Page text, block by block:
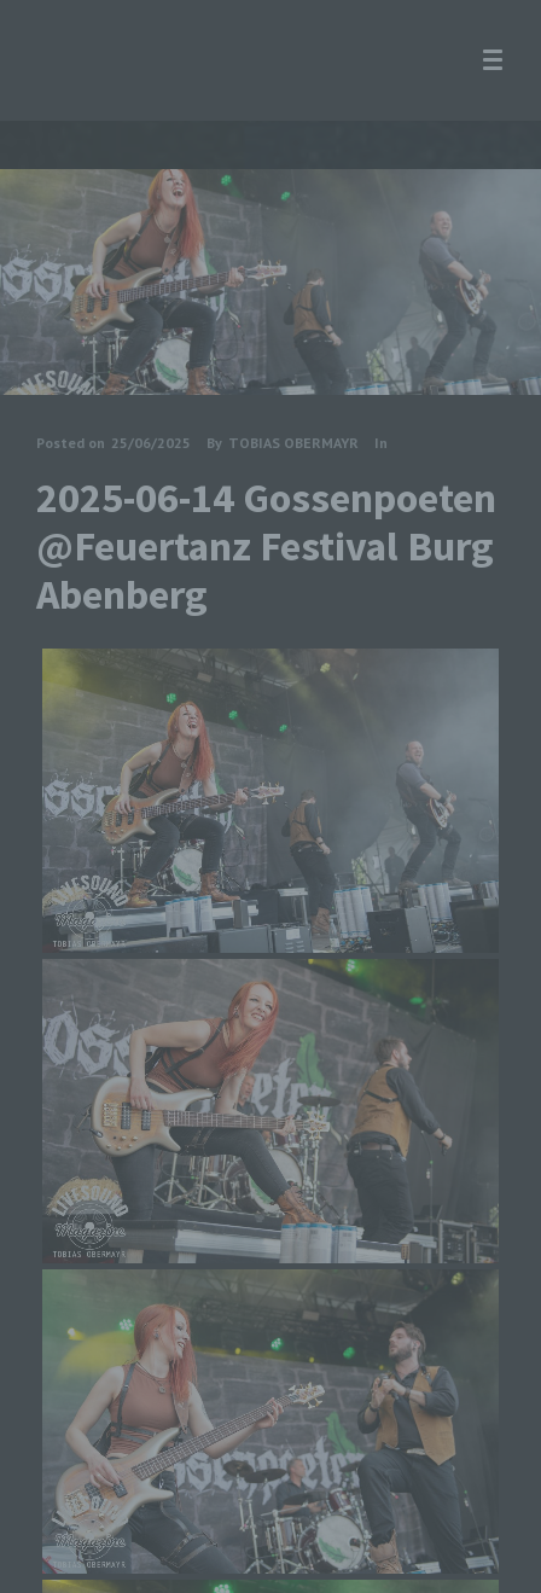
Posted on 25/06/2025 By TOBIAS OBERMAYR In
2025-06-14 Gossenpoeten
@Feuertanz Festival Burg
Abenberg